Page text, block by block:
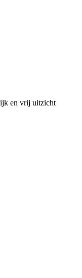
en vrij uitzicht